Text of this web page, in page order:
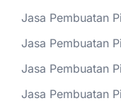
Jasa Pembuatan
Jasa Pembuatan
Jasa Pembuatan
Jasa Pembuatan